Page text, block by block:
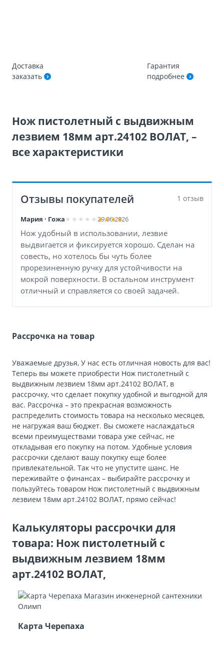
Доставка
заказать
Гарантия
подробнее
Нож пистолетный с выдвижным
лезвием 18мм арт.24102 ВОЛАТ, –
все характеристики
Отзывы покупателей 1 отзыв
Мария · Гожа 29.06.2026
Нож удобный в использовании, лезвие
выдвигается и фиксируется хорошо. Сделан на
совесть, но хотелось бы чуть более
прорезиненную ручку для устойчивости на
мокрой поверхности. В остальном инструмент
отличный и справляется со своей задачей.
Рассрочка на товар
Уважаемые друзья, У нас есть отличная новость для вас!
Теперь вы можете приобрести Нож пистолетный с
выдвижным лезвием 18мм арт.24102 ВОЛАТ, в
рассрочку, что сделает покупку удобной и выгодной для
вас. Рассрочка – это прекрасная возможность
распределить стоимость товара на несколько месяцев,
не нагружая ваш бюджет. Вы сможете наслаждаться
всеми преимуществами товара уже сейчас, не
откладывая его покупку на потом. Удобные условия
рассрочки сделают вашу покупку еще более
привлекательной. Так что не упустите шанс. Не
переживайте о финансах – выбирайте рассрочку и
пользуйтесь товаром Нож пистолетный с выдвижным
лезвием 18мм арт.24102 ВОЛАТ, прямо сейчас!
Калькуляторы рассрочки для
товара: Нож пистолетный с
выдвижным лезвием 18мм
арт.24102 ВОЛАТ,
Карта Черепаха